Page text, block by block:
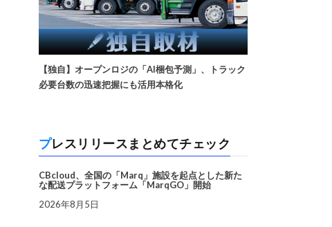
【独自】オープンロジの「AI梱包予測」、トラック
必要台数の迅速把握にも活用本格化
プレスリリースまとめてチェック
CBcloud、全国の「Marq」施設を起点とした新た
な配送プラットフォーム「MarqGO」開始
2026年8月5日